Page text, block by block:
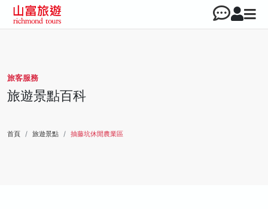
旅客服務
旅遊景點百科
首頁 旅遊景點 抽藤坑休閒農業區